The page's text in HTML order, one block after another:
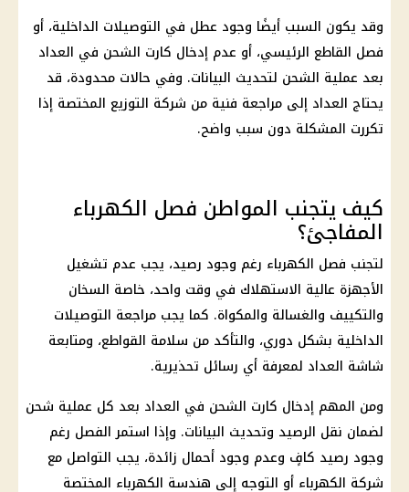
وقد يكون السبب أيضًا وجود عطل في التوصيلات الداخلية، أو
فصل القاطع الرئيسي، أو عدم إدخال كارت الشحن في العداد
بعد عملية الشحن لتحديث البيانات. وفي حالات محدودة، قد
يحتاج العداد إلى مراجعة فنية من شركة التوزيع المختصة إذا
تكررت المشكلة دون سبب واضح.
كيف يتجنب المواطن فصل الكهرباء
المفاجئ؟
لتجنب فصل الكهرباء رغم وجود رصيد، يجب عدم تشغيل
الأجهزة عالية الاستهلاك في وقت واحد، خاصة السخان
والتكييف والغسالة والمكواة. كما يجب مراجعة التوصيلات
الداخلية بشكل دوري، والتأكد من سلامة القواطع، ومتابعة
شاشة العداد لمعرفة أي رسائل تحذيرية.
ومن المهم إدخال كارت الشحن في العداد بعد كل عملية شحن
لضمان نقل الرصيد وتحديث البيانات. وإذا استمر الفصل رغم
وجود رصيد كافٍ وعدم وجود أحمال زائدة، يجب التواصل مع
شركة الكهرباء أو التوجه إلى هندسة الكهرباء المختصة